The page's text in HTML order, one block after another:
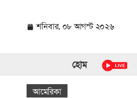
শনিবার, ০৮ আগস্ট ২০২৬
হোম
আমেরিকা